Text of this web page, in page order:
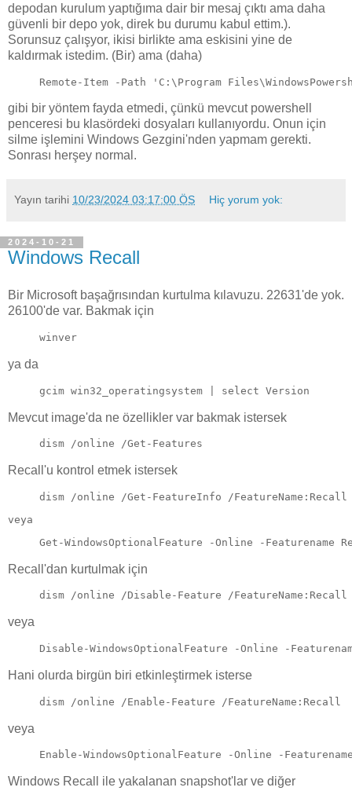
depodan kurulum yaptığıma dair bir mesaj çıktı ama daha
güvenli bir depo yok, direk bu durumu kabul ettim.).
Sorunsuz çalışyor, ikisi birlikte ama eskisini yine de
kaldırmak istedim. (Bir) ama (daha)
Remote-Item -Path 'C:\Program
gibi bir yöntem fayda etmedi, çünkü mevcut powershell
penceresi bu klasördeki dosyaları kullanıyordu. Onun için
silme işlemini Windows Gezgini'nden yapmam gerekti.
Sonrası herşey normal.
Yayın tarihi 10/23/2024 03:17:00 ÖS Hiç yorum yok:
2024-10-21
Windows Recall
Bir Microsoft başağrısından kurtulma kılavuzu. 22631'de yok.
26100'de var. Bakmak için
winver
ya da
gcim win32_operatingsystem | select Version
Mevcut image'da ne özellikler var bakmak istersek
dism /online /Get-Features
Recall'u kontrol etmek istersek
dism /online /Get-FeatureInfo /FeatureName:Recall
veya
Get-WindowsOptionalFeature -Online -Featurename
Recall'dan kurtulmak için
dism /online /Disable-Feature /FeatureName:Recall
veya
Disable-WindowsOptionalFeature -Online -
Hani olurda birgün biri etkinleştirmek isterse
dism /online /Enable-Feature /FeatureName:Recall
veya
Enable-WindowsOptionalFeature -Online -
Windows Recall ile yakalanan snapshot'lar ve diğer